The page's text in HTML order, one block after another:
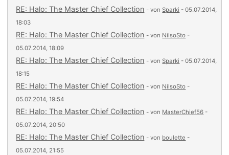
RE: Halo: The Master Chief Collection - vonSparki - 05.07.2014,
18:03
RE: Halo: The Master Chief Collection - von NilsoSto -
05.07.2014, 18:09
RE: Halo: The Master Chief Collection - vonSparki - 05.07.2014,
18:15
RE: Halo: The Master Chief Collection - von NilsoSto -
05.07.2014, 19:54
RE: Halo: The Master Chief Collection - von MasterChief56 -
05.07.2014, 20:50
RE: Halo: The Master Chief Collection - von boulette -
05.07.2014, 21:55